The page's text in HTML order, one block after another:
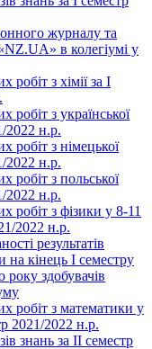
журналу та
в колегіумі у
робіт з хімії за І
робіт з української
2022 н.р.
робіт з німецької
2022 н.р.
робіт з польської
2022 н.р.
робіт з фізики у 8-11
2022 н.р.
результатів
на кінець І семестру
року здобувачів
робіт з математики у
2021/2022 н.р.
знань за ІІ семестр